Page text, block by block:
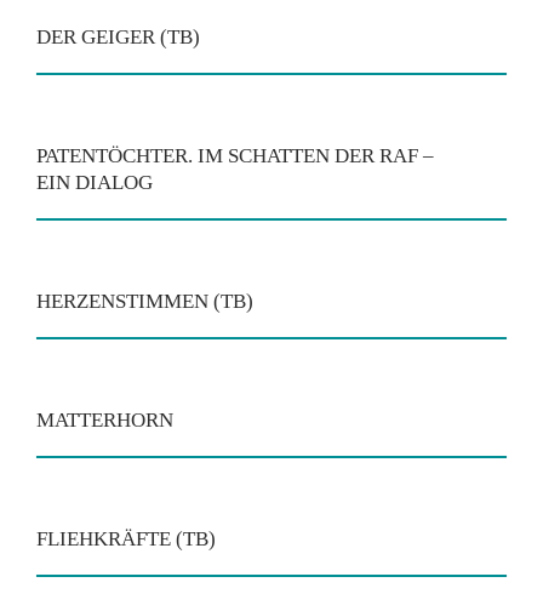
DER GEIGER (TB)
PATENTÖCHTER. IM SCHATTEN DER RAF –
EIN DIALOG
HERZENSTIMMEN (TB)
MATTERHORN
FLIEHKRÄFTE (TB)